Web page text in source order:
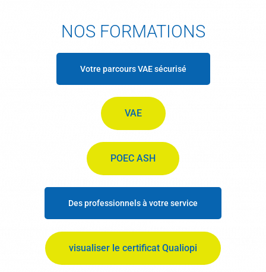
NOS FORMATIONS
Votre parcours VAE sécurisé
VAE
POEC ASH
Des professionnels à votre service
visualiser le certificat Qualiopi